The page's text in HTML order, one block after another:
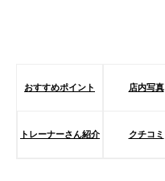
おすすめポイント 店内写真
トレーナーさん紹介 クチコミ